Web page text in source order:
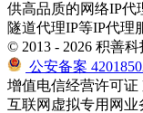
供高品质的网络IP代
隧道代理IP等IP代理
© 2013 - 2026 积善
公安备案
增值电信经营许可证
互联网虚拟专用网业